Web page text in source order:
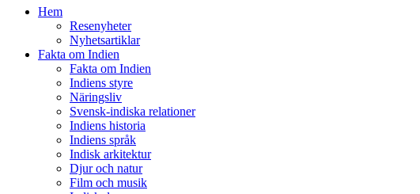
Hem
Resenyheter
Nyhetsartiklar
Fakta om Indien
Fakta om Indien
Indiens styre
Näringsliv
Svensk-indiska relationer
Indiens historia
Indiens språk
Indisk arkitektur
Djur och natur
Film och musik